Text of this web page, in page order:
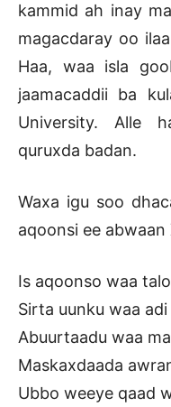
kammid ah inay
magacdaray oo
Haa, waa isla
jaamacaddii ba
University. Alle
quruxda badan.
Waxa igu soo
aqoonsi ee abwaan
Is aqoonso waa talo
Sirta uunku waa adi
Abuurtaadu waa
Maskaxdaada
Ubbo weeye qaad